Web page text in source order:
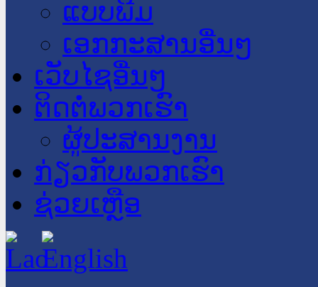
ແບບພີມ
ເອກກະສານອື່ນໆ
ເວັບໄຊອື່ນໆ
ຕິດຕໍ່ພວກເຮົາ
ຜູ້ປະສານງານ
ກ່ຽວກັບພວກເຮົາ
ຊ່ວຍເຫຼືອ